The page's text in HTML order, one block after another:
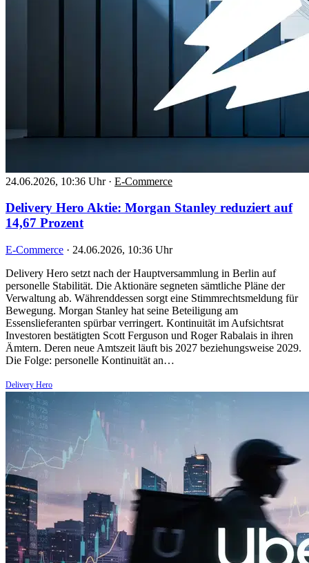
24.06.2026, 10:36 Uhr · E-Commerce
Delivery Hero Aktie: Morgan Stanley reduziert auf
14,67 Prozent
E-Commerce · 24.06.2026, 10:36 Uhr
Delivery Hero setzt nach der Hauptversammlung in Berlin auf
personelle Stabilität. Die Aktionäre segneten sämtliche Pläne der
Verwaltung ab. Währenddessen sorgt eine Stimmrechtsmeldung für
Bewegung. Morgan Stanley hat seine Beteiligung am
Essenslieferanten spürbar verringert. Kontinuität im Aufsichtsrat
Investoren bestätigten Scott Ferguson und Roger Rabalais in ihren
Ämtern. Deren neue Amtszeit läuft bis 2027 beziehungsweise 2029.
Die Folge: personelle Kontinuität an…
Delivery Hero